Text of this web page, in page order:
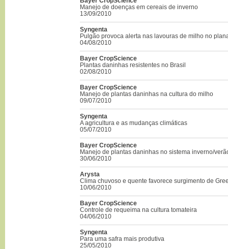
Manejo de doenças em cereais de inverno
13/09/2010
Syngenta
Pulgão provoca alerta nas lavouras de milho no
04/08/2010
Bayer CropScience
Plantas daninhas resistentes no Brasil
02/08/2010
Bayer CropScience
Manejo de plantas daninhas na cultura do milho
09/07/2010
Syngenta
A agricultura e as mudanças climáticas
05/07/2010
Bayer CropScience
Manejo de plantas daninhas no sistema inverno/
30/06/2010
Arysta
Clima chuvoso e quente favorece surgimento de
10/06/2010
Bayer CropScience
Controle de requeima na cultura tomateira
04/06/2010
Syngenta
Para uma safra mais produtiva
25/05/2010